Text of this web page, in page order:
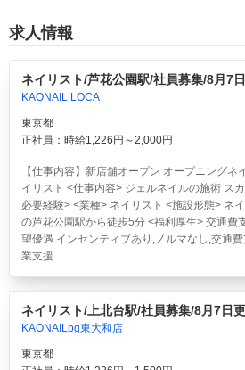
求人情報
ネイリスト/芦花公園駅/社員募集/8月7
KAONAIL LOCA
東京都
正社員：時給1,226円～2,000円
【仕事内容】新店舗オープン オープニングネ
イリスト <仕事内容> ジェルネイルの施術 ス
必要経験> <業種> ネイリスト <施設形態> ネ
の芦花公園駅から徒歩5分 <福利厚生> 交通費
望優遇 インセンティブあり,ノルマなし,交通
業支援...
ネイリスト/上北台駅/社員募集/8月7日
KAONAILpg東大和店
東京都